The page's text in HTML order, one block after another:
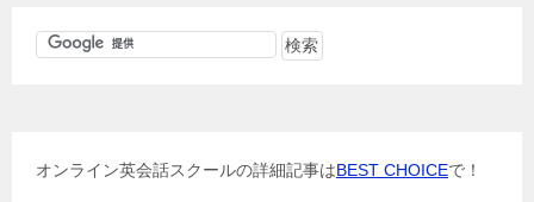
オンライン英会話スクールの詳細記事はBEST CHOICEで！